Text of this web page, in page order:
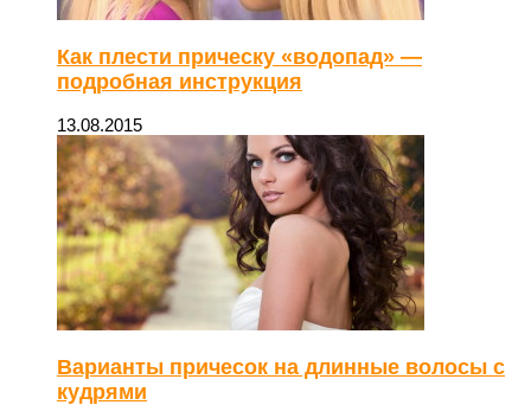
Как плести прическу «водопад» —
подробная инструкция
13.08.2015
Варианты причесок на длинные волосы с
кудрями